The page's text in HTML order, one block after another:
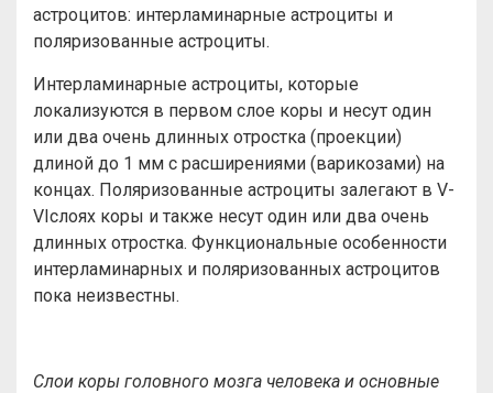
астроцитов: интерламинарные астроциты и
поляризованные астроциты.
Интерламинарные астроциты, которые
локализуются в первом слое коры и несут один
или два очень длинных отростка (проекции)
длиной до 1 мм с расширениями (варикозами) на
концах. Поляризованные астроциты залегают в V-
VIслоях коры и также несут один или два очень
длинных отростка. Функциональные особенности
интерламинарных и поляризованных астроцитов
пока неизвестны.
Слои коры головного мозга человека и основные